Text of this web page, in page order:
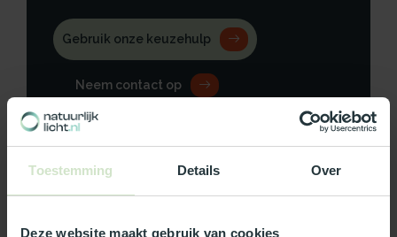
Toestemming Details Over
Deze website maakt gebruik van cookies
Gebruik onze keuzehulp
Neem contact op
Productomschrijving